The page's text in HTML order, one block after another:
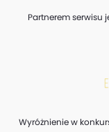
Partnerem serwisu
Wyróżnienie w